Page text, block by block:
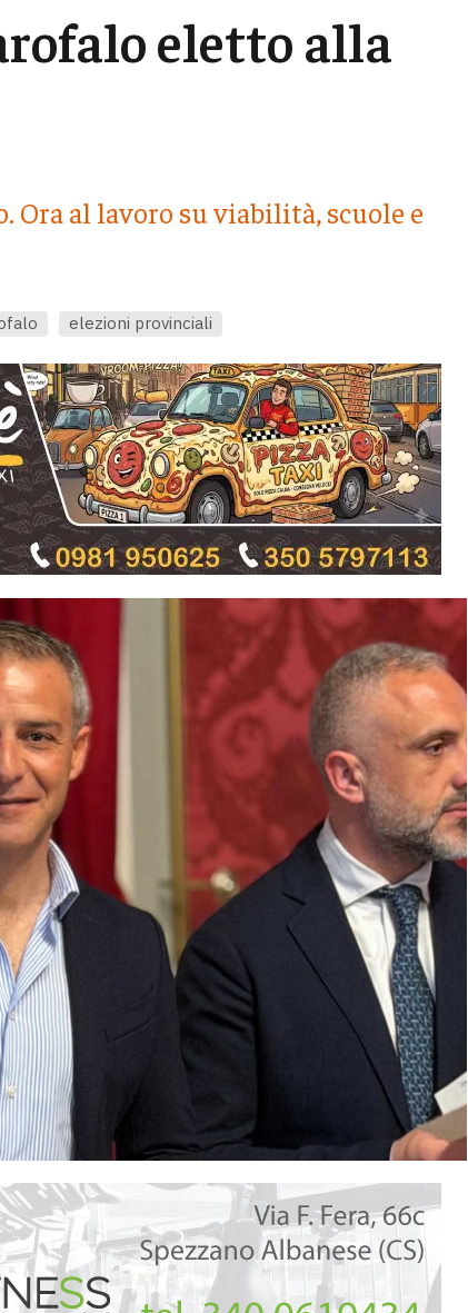
eletto alla
Ora al lavoro su viabilità, scuole e
elezioni provinciali